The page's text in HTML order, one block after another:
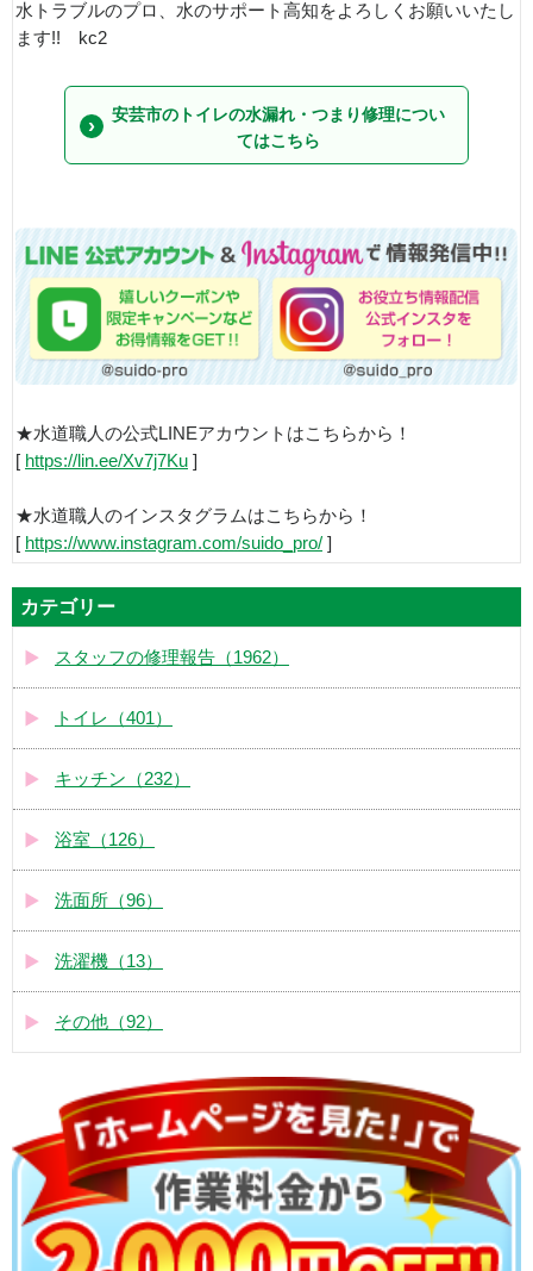
水トラブルのプロ、水のサポート高知をよろしくお願いいたし
ます!! kc2
安芸市のトイレの水漏れ・つまり修理につい
てはこちら
★水道職人の公式LINEアカウントはこちらから！
[ https://lin.ee/Xv7j7Ku ]
★水道職人のインスタグラムはこちらから！
[ https://www.instagram.com/suido_pro/ ]
カテゴリー
スタッフの修理報告（1962）
トイレ（401）
キッチン（232）
浴室（126）
洗面所（96）
洗濯機（13）
その他（92）